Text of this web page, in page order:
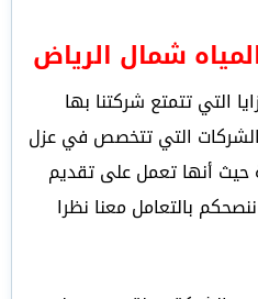
شمال الرياض
التي تتمتع شركتنا بها
التي تتخصص في عزل
حيث أنها تعمل على تقديم
بالتعامل معنا نظرا